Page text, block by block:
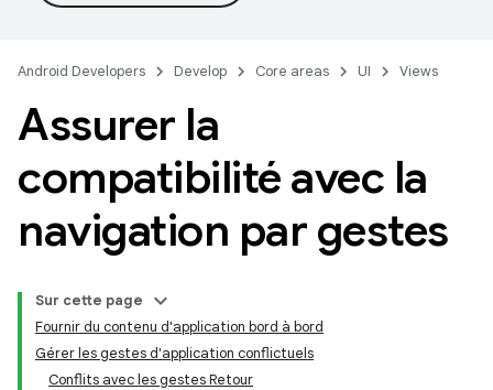
Android Developers Develop Core areas UI Views
Assurer la
compatibilité avec la
navigation par gestes
Sur cette page
Fournir du contenu d'application bord à bord
Gérer les gestes d'application conflictuels
Conflits avec les gestes Retour